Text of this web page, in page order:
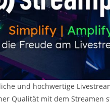
und hochwertige
Qualität mit dem Streamen